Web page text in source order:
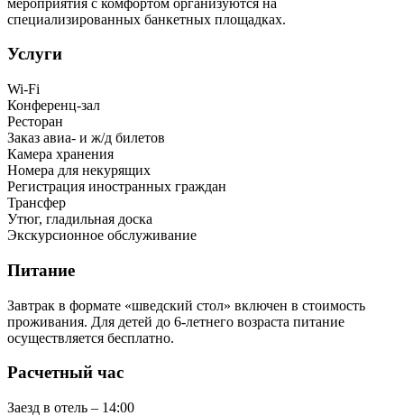
специализированных банкетных площадках.
Услуги
Wi-Fi
Конференц-зал
Ресторан
Заказ авиа- и ж/д билетов
Камера хранения
Номера для некурящих
Регистрация иностранных граждан
Трансфер
Утюг, гладильная доска
Экскурсионное обслуживание
Питание
Завтрак в формате «шведский стол» включен в стоимость
проживания. Для детей до 6-летнего возраста питание
осуществляется бесплатно.
Расчетный час
Заезд в отель – 14:00